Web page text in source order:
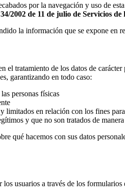
por la navegación y uso de
2002 de 11 de julio de Servicios
la información que se expone en
tratamiento de los datos de
garantizando en todo caso:
personas físicas
limitados en relación con los fines
y que no son tratados de
qué hacemos con sus datos
usuarios a través de los